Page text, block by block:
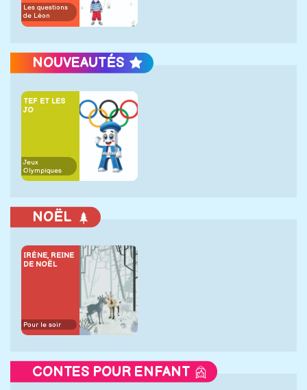
Les questions
de Léon
NOUVEAUTÉS
TEF ET LES
JO
Jeux
Olympiques
NOËL
IRÈNE, REINE
DE NOËL
Pour le soir
CONTES POUR ENFANT